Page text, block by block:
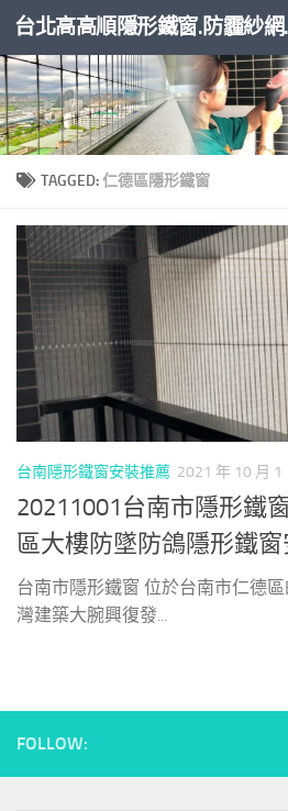
Skip to content
TAGGED:仁德區隱形鐵窗
台南隱形鐵窗安裝推薦 2021 年 10 月 1
20211001台南市隱形鐵
區大樓防墜防鴿隱形鐵
台南市隱形鐵窗 位於台南市仁德
灣建築大腕興復發...
FOLLOW: